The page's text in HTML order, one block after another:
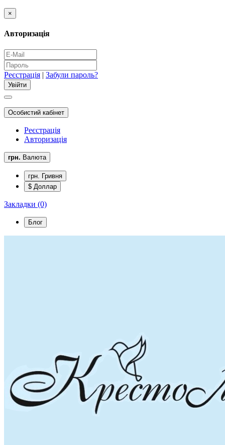
×
Авторизація
Реєстрація | Забули пароль?
Особистий кабінет
Реєстрація
Авторизація
грн. Валюта
грн. Гривня
$ Доллар
Закладки (0)
Блог